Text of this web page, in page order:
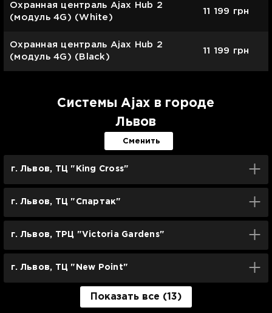
Охранная централь Ajax Hub 2
(модуль 4G) (White)
11 199 грн
Охранная централь Ajax Hub 2
(модуль 4G) (Black)
11 199 грн
Системы Ajax в городе
Львов
Сменить
г. Львов, ТЦ "King Cross"
г. Львов, ТЦ "Спартак"
г. Львов, ТРЦ "Victoria Gardens"
г. Львов, ТЦ "New Point"
Показать все (13)